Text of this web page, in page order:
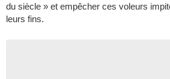
du siècle » et empêcher ces voleurs
leurs fins.